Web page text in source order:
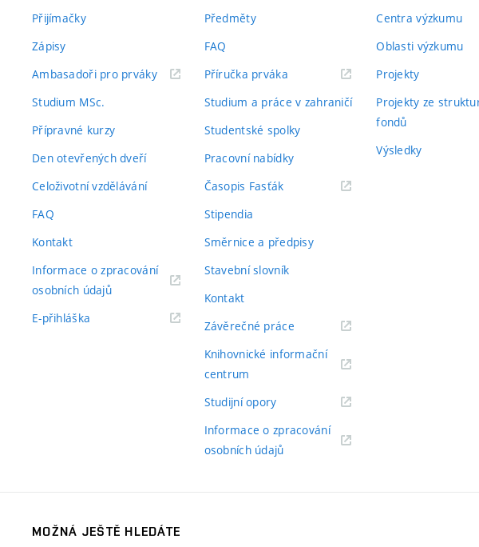
Přijímačky
Zápisy
Ambasadoři pro prváky(externí
Studium MSc.
Přípravné kurzy
Den otevřených dveří
Celoživotní vzdělávání
FAQ
Kontakt
Informace o zpracování
osobních údajů(externí
E-přihláška
Předměty
FAQ
Příručka prváka(externí
Studium a práce v zahraničí
Studentské spolky
Pracovní nabídky
Časopis Fasťák(externí
Stipendia
Směrnice a předpisy
Stavební slovník
Kontakt
Závěrečné práce(externí
Knihovnické informační
centrum
Studijní opory(externí
Informace o zpracování
osobních údajů(externí
Centra výzkumu
Oblasti výzkumu
Projekty
Projekty ze
fondů
Výsledky
MOŽNÁ JEŠTĚ HLEDÁTE